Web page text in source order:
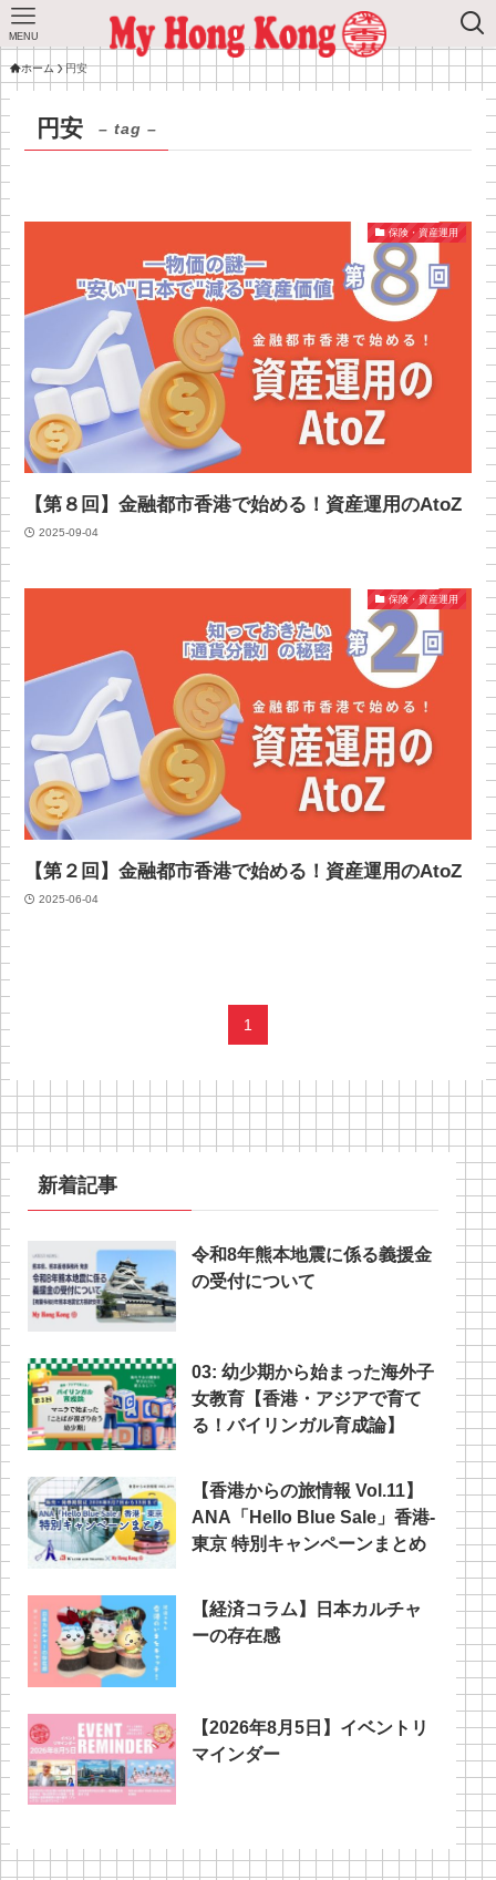
MENU
ホーム 円安
円安 – tag –
保険・資産運用
【第８回】金融都市香港で始める！資産運用のAtoZ
2025-09-04
保険・資産運用
【第２回】金融都市香港で始める！資産運用のAtoZ
2025-06-04
1
新着記事
令和8年熊本地震に係る義援金
の受付について
03: 幼少期から始まった海外子
女教育【香港・アジアで育て
る！バイリンガル育成論】
【香港からの旅情報 Vol.11】
ANA「Hello Blue Sale」香港‐
東京 特別キャンペーンまとめ
【経済コラム】日本カルチャ
ーの存在感
【2026年8月5日】イベントリ
マインダー